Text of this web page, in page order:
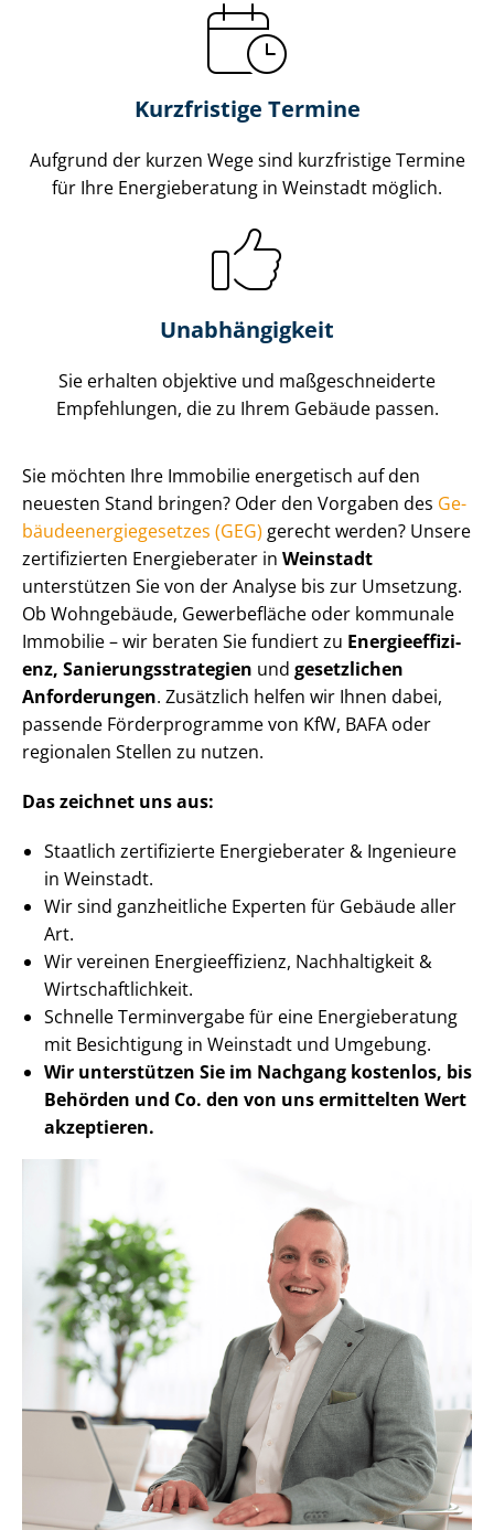
Kurzfristige Termine
Aufgrund der kurzen Wege sind kurzfristige Termine
für Ihre Energieberatung in Weinstadt möglich.
Unabhängigkeit
Sie erhalten objektive und maß­ge­schnei­der­te
Empfehlungen, die zu Ihrem Gebäude passen.
Sie möchten Ihre Immobilie energetisch auf den
neuesten Stand bringen? Oder den Vorgaben des Ge­
bäu­de­en­er­gie­ge­set­zes (GEG) gerecht werden? Unsere
zertifizierten Energieberater in Weinstadt
unterstützen Sie von der Analyse bis zur Umsetzung.
Ob Wohngebäude, Gewerbefläche oder kommunale
Immobilie – wir beraten Sie fundiert zu En­er­gie­ef­fi­zi­
enz, Sa­nie­rungs­stra­te­gien und gesetzlichen
Anforderungen. Zusätzlich helfen wir Ihnen dabei,
passende Förderprogramme von KfW, BAFA oder
regionalen Stellen zu nutzen.
Das zeichnet uns aus:
Staatlich zertifizierte Energieberater & Ingenieure
in Weinstadt.
Wir sind ganzheitliche Experten für Gebäude aller
Art.
Wir vereinen En­er­gie­ef­fi­zi­enz, Nachhaltigkeit &
Wirt­schaft­lich­keit.
Schnelle Terminvergabe für eine Energieberatung
mit Besichtigung in Weinstadt und Umgebung.
Wir unterstützen Sie im Nachgang kostenlos, bis
Behörden und Co. den von uns ermittelten Wert
akzeptieren.